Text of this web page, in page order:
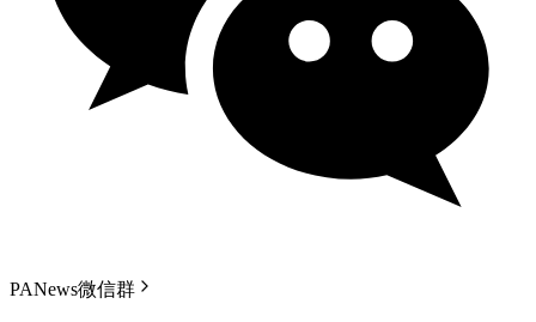
PANews微信群